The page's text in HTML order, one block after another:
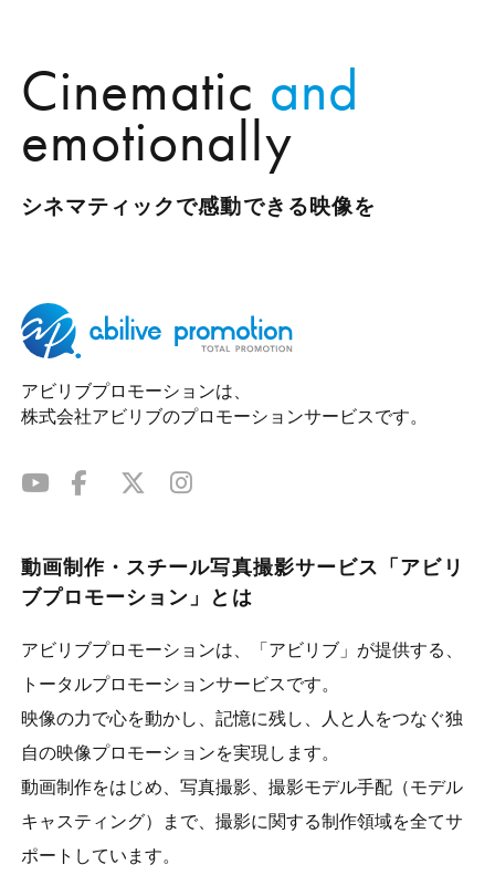
Cinematic and
emotionally
シネマティックで感動できる映像を
アビリブプロモーションは、
株式会社アビリブのプロモーションサービスです。
動画制作・スチール写真撮影サービス「アビリ
ブプロモーション」とは
アビリブプロモーションは、「アビリブ」が提供する、
トータルプロモーションサービスです。
映像の力で心を動かし、記憶に残し、人と人をつなぐ独
自の映像プロモーションを実現します。
動画制作をはじめ、写真撮影、撮影モデル手配（モデル
キャスティング）まで、撮影に関する制作領域を全てサ
ポートしています。